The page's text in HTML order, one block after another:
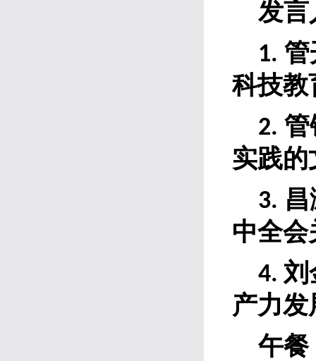
发言
1. 管
科技教
2. 管
实践
3.
中全
4. 刘
产力
午餐